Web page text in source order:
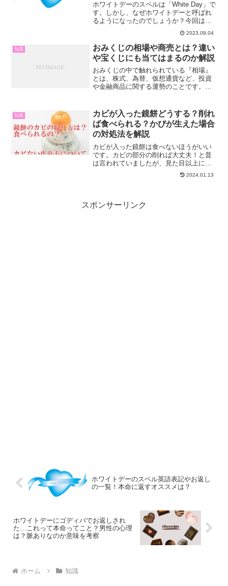
ホワイトデーのスペルは「White Day」で
す。しかし、なぜホワイトデーと呼ばれ
るようになったのでしょうか？今回は、
そんなホワイトデーについて以下のこと
を解説していきます。・ホワイトデーの
スペル、語源や由来は？・ホワイトデー
のオススメお返...
2023.09.04
知識
おみくじの相場や商売とは？違い
や宝くじにも当てはまるのか解説
おみくじの中で触れられている『相場』
とは、株式、為替、仮想通貨など、投資
や金融商品に関する運勢のことです。こ
め、人生に影響する可能性のある項目に
焦点を当てています。大人で...
知識
カビが入った鏡餅どうする？削れ
ば食べられる？かびが生えた場合
の対処法を解説
カビが入った鏡餅は食べないほうがいい
です。カビの部分の削れば大丈夫！と昔
は言われていましたが、見た目以上にカ
ビ菌は餅の中に入り込んでいます。削っ
た部分だけではカビは除去しきれていま
2024.01.13
スポンサーリンク
ホワイトデーのスペル英語表記やお返し
の一覧！本命に返すオススメは？
ホワイトデーにゴディバでお返しされ
た…これって本命ってこと？男性の心理
は？脈ありなのか意味を考察
ホーム 知識